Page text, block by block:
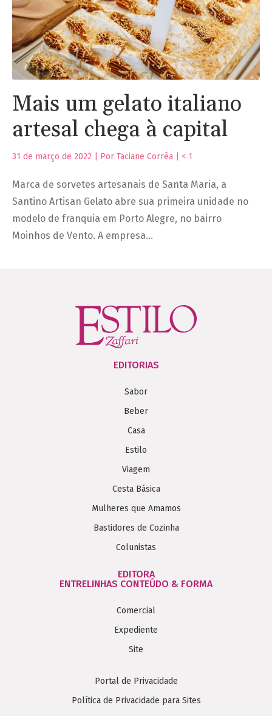
Mais um gelato italiano
artesal chega à capital
31 de março de 2022 | Por Taciane Corrêa | < 1
Marca de sorvetes artesanais de Santa Maria, a
Santino Artisan Gelato abre sua primeira unidade no
modelo de franquia em Porto Alegre, no bairro
Moinhos de Vento. A empresa…
EDITORIAS
Sabor
Beber
Casa
Estilo
Viagem
Cesta Básica
Mulheres que Amamos
Bastidores de Cozinha
Colunistas
EDITORA
ENTRELINHAS CONTEÚDO & FORMA
Comercial
Expediente
Site
Portal de Privacidade
Política de Privacidade para Sites